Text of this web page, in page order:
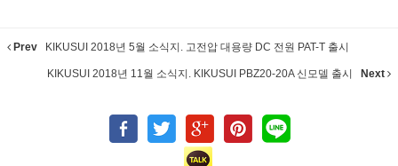
Prev KIKUSUI 2018년 5월 소식지. 고전압 대용량 DC 전원 PAT-T 출시
KIKUSUI 2018년 11월 소식지. KIKUSUI PBZ20-20A 신모델 출시 Next